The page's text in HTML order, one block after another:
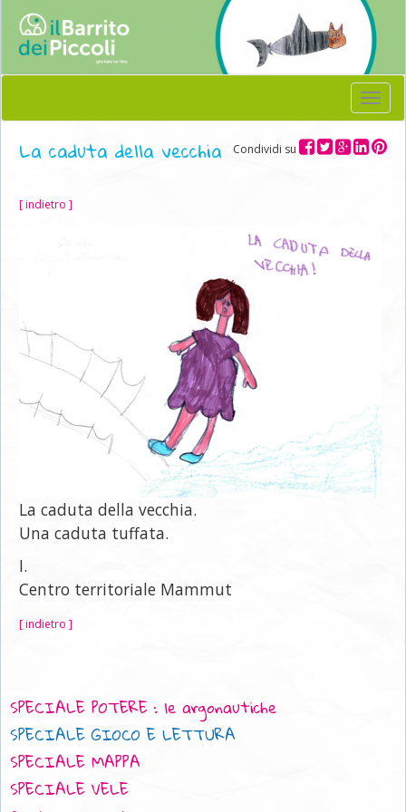
Menu
Condividi su
La caduta della vecchia
[ indietro ]
La caduta della vecchia.
Una caduta tuffata.
I.
Centro territoriale Mammut
[ indietro ]
SPECIALE POTERE : le argonautiche
SPECIALE GIOCO E LETTURA
SPECIALE MAPPA
SPECIALE VELE